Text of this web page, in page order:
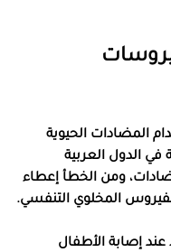
المضادات الحيوية
الدول العربية
ومن الخطأ إعطاء
المخلوي التنفسي.
إصابة الأطفال